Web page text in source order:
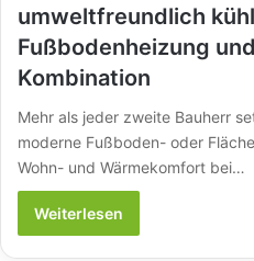
umweltfreundlich
Fußbodenheizung
Kombination
Mehr als jeder zweite Bauherr
moderne Fußboden- oder
Wohn- und Wärmekomfort bei…
Weiterlesen